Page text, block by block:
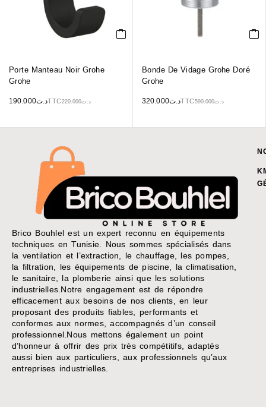
Porte Manteau Noir Grohe
Grohe
د.ت220.000 د.ت190.000 TTC
Bonde De Vidage Grohe Doré
Grohe
د.ت590.000 د.ت320.000 TTC
Brico Bouhlel est un expert reconnu en équipements
techniques en Tunisie. Nous sommes spécialisés dans
la ventilation et l’extraction, le chauffage, les pompes,
la filtration, les équipements de piscine, la climatisation,
le sanitaire, la plomberie ainsi que les solutions
industrielles.Notre engagement est de répondre
efficacement aux besoins de nos clients, en leur
proposant des produits fiables, performants et
conformes aux normes, accompagnés d’un conseil
professionnel.Nous mettons également un point
d’honneur à offrir des prix très compétitifs, adaptés
aussi bien aux particuliers, aux professionnels qu’aux
entreprises industrielles.